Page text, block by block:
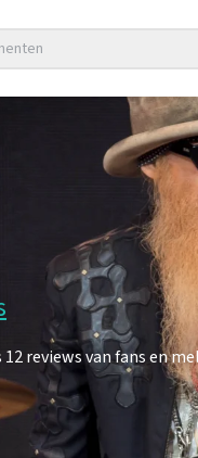
reviews van fans en